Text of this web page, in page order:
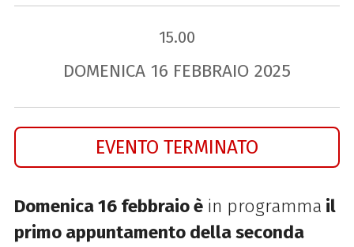
15.00
DOMENICA 16 FEBBRAIO 2025
EVENTO TERMINATO
Domenica 16 febbraio èin programma il
primo appuntamento della seconda